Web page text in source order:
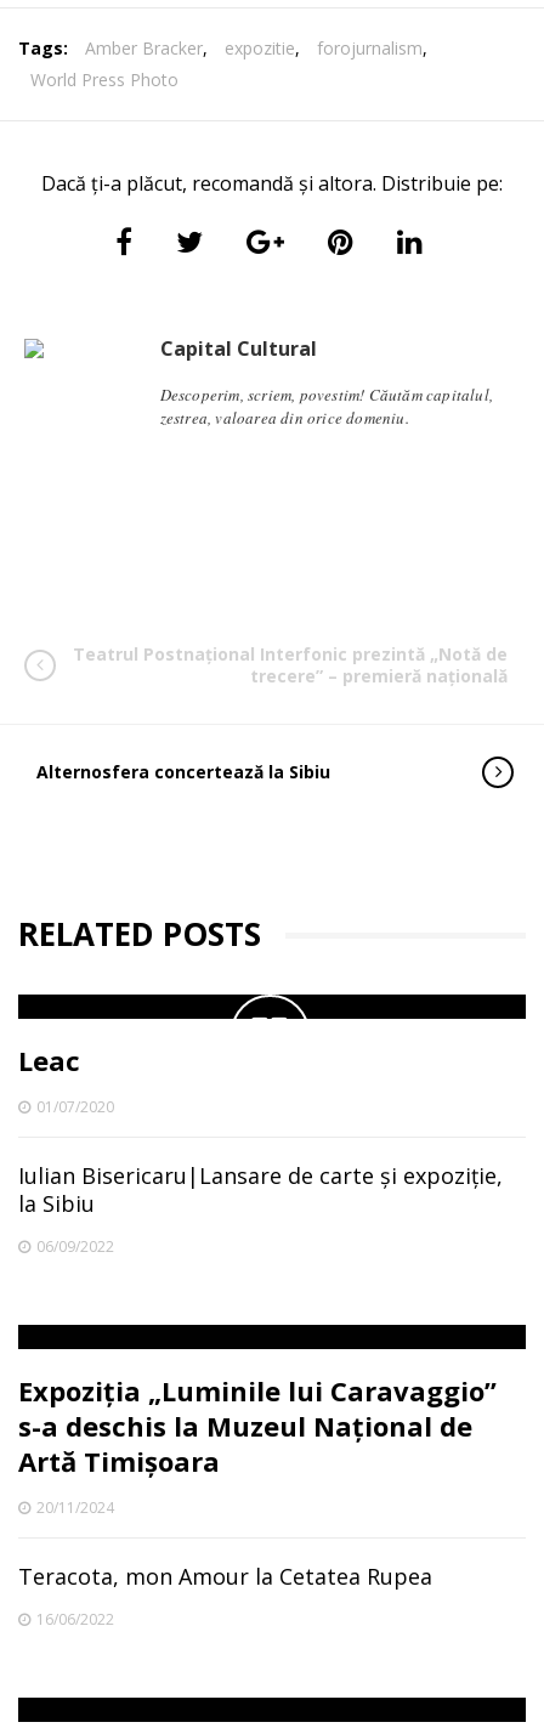
Tags: Amber Bracker, expozitie, forojurnalism,
World Press Photo
Dacă ți-a plăcut, recomandă și altora. Distribuie pe:
Capital Cultural
Descoperim, scriem, povestim! Căutăm capitalul,
zestrea, valoarea din orice domeniu.
Teatrul Postnațional Interfonic prezintă „Notă de
trecere” – premieră națională
Alternosfera concertează la Sibiu
RELATED POSTS
Leac
01/07/2020
Iulian Bisericaru|Lansare de carte și expoziție,
la Sibiu
06/09/2022
Expoziția „Luminile lui Caravaggio”
s-a deschis la Muzeul Național de
Artă Timișoara
20/11/2024
Teracota, mon Amour la Cetatea Rupea
16/06/2022